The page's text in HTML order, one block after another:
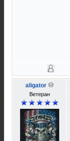
aligator
Ветеран